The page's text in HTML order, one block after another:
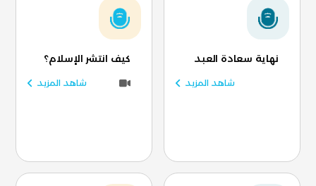
نهاية سعادة العبد
شاهد المزيد
كيف انتشر الإسلام؟
شاهد المزيد